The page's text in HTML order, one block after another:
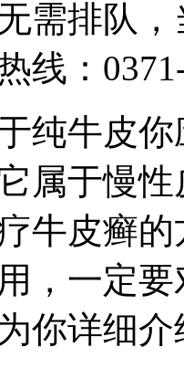
需排队
线：
纯牛皮
属于慢
牛皮癣
，一定
你详细